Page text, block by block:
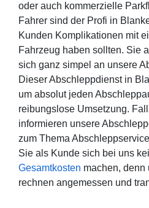
oder auch kommerzielle
Fahrer sind der Profi in
Kunden Komplikationen mit
Fahrzeug haben sollten. Sie
sich ganz simpel an unsere
Dieser Abschleppdienst in
um absolut jeden
reibungslose Umsetzung.
informieren unsere
zum Thema
Sie als Kunde sich bei uns
Gesamtkosten machen, denn
rechnen angemessen und